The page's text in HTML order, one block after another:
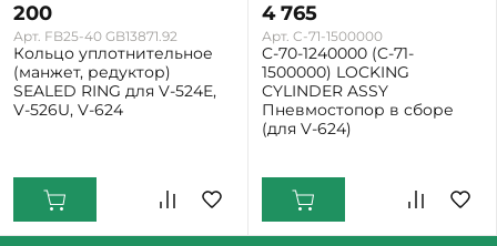
200
Арт. FB25-40 GB13871.92
Кольцо уплотнительное
(манжет, редуктор)
SEALED RING для V-524E,
V-526U, V-624
4 765
Арт. C-71-1500000
C-70-1240000 (C-71-
1500000) LOCKING
CYLINDER ASSY
Пневмостопор в сборе
(для V-624)